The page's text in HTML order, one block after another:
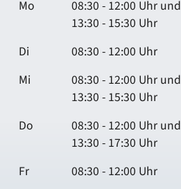
Mo
08:30 - 12:00 Uhr und
13:30 - 15:30 Uhr
Di
08:30 - 12:00 Uhr
Mi
08:30 - 12:00 Uhr und
13:30 - 15:30 Uhr
Do
08:30 - 12:00 Uhr und
13:30 - 17:30 Uhr
Fr
08:30 - 12:00 Uhr